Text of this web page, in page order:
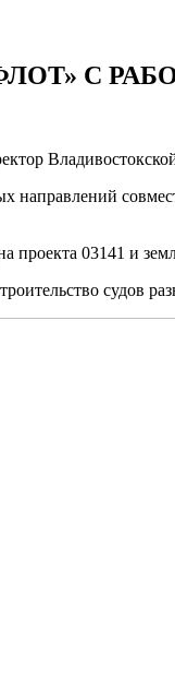
С
направлений
проекта 03141 и
судов